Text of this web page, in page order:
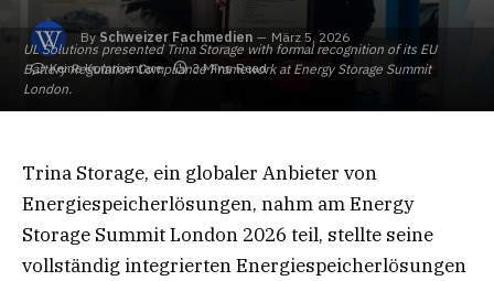
UL Solutions presented Trina Storage with formal recognition of its EU
Battery Regulation Compliance Framework at Energy Storage Summit
London.
By Schweizer Fachmedien
März 5, 2026
Keine Kommentare
3 Mins Read
Trina Storage, ein globaler Anbieter von
Energiespeicherlösungen, nahm am Energy
Storage Summit London 2026 teil, stellte seine
vollständig integrierten Energiespeicherlösungen